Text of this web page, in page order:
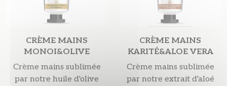
CRÈME MAINS
MONOI&OLIVE
Crème mains sublimée
par notre huile d'olive
CRÈME MAINS
KARITÉ&ALOE VERA
Crème mains sublimée
par notre extrait d'aloé